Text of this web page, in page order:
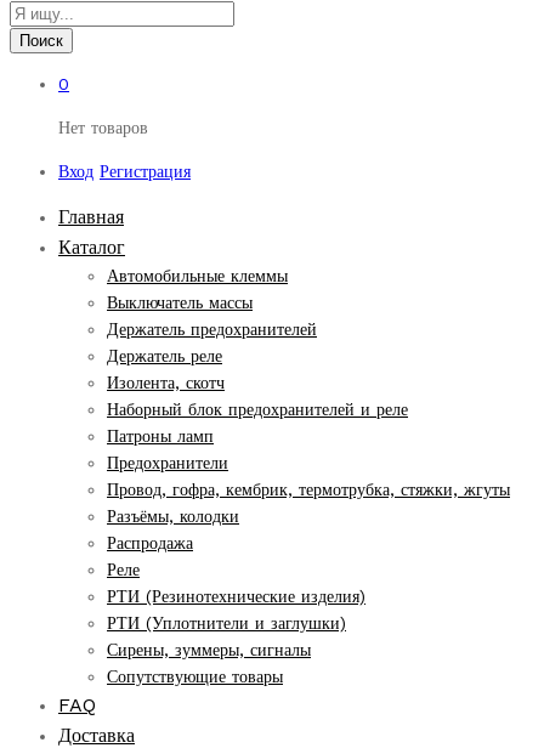
Поиск
0
Нет товаров
Вход Регистрация
Главная
Каталог
Автомобильные клеммы
Выключатель массы
Держатель предохранителей
Держатель реле
Изолента, скотч
Наборный блок предохранителей и реле
Патроны ламп
Предохранители
Провод, гофра, кембрик, термотрубка, стяжки, жгуты
Разъёмы, колодки
Распродажа
Реле
РТИ (Резинотехнические изделия)
РТИ (Уплотнители и заглушки)
Сирены, зуммеры, сигналы
Сопутствующие товары
FAQ
Доставка